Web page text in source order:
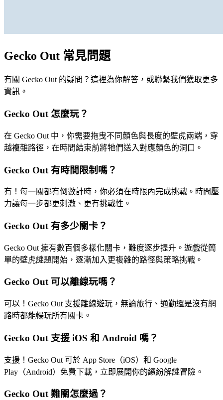
Gecko Out 常見問題
有關 Gecko Out 的疑問？這裡為你解答，或聯繫我們獲取更多
資訊。
Gecko Out 怎麼玩？
在 Gecko Out 中，你需要拖曳不同顏色與長度的壁虎兩端，穿
越複雜路徑，在時間結束前將牠們送入對應顏色的洞口。
Gecko Out 有時間限制嗎？
有！每一關都有倒數計時，你必須在時限內完成挑戰。時間壓
力讓每一步都更刺激、更有挑戰性。
Gecko Out 有多少關卡？
Gecko Out 擁有數百個多樣化關卡，難度逐步提升。遊戲從簡
單的壁虎謎題開始，逐漸加入更複雜的路徑與策略挑戰。
Gecko Out 可以離線玩嗎？
可以！Gecko Out 支援離線遊玩，無論旅行、通勤還是沒有網
路時都能暢玩所有關卡。
Gecko Out 支援 iOS 和 Android 嗎？
支援！Gecko Out 可於 App Store（iOS）和 Google
Play（Android）免費下載，立即展開你的繽紛解謎冒險。
Gecko Out 難關怎麼過？